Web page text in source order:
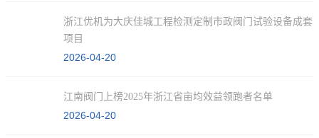
浙江优机为大庆佳城工程检测定制市政阀门试验设备成套
项目
2026-04-20
江南阀门上榜2025年浙江省亩均效益领跑者名单
2026-04-20